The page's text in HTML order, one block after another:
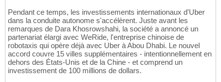
Pendant ce temps, les investissements internationaux d'Uber
dans la conduite autonome s'accélèrent. Juste avant les
remarques de Dara Khosrowshahi, la société a annoncé un
partenariat élargi avec WeRide, l'entreprise chinoise de
robotaxis qui opère déjà avec Uber à Abou Dhabi. Le nouvel
accord couvre 15 villes supplémentaires - intentionnellement en
dehors des États-Unis et de la Chine - et comprend un
investissement de 100 millions de dollars.